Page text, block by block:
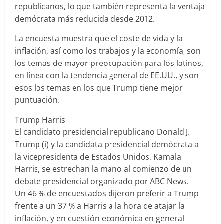
republicanos, lo que también representa la ventaja
demócrata más reducida desde 2012.
La encuesta muestra que el coste de vida y la
inflación, así como los trabajos y la economía, son
los temas de mayor preocupación para los latinos,
en línea con la tendencia general de EE.UU., y son
esos los temas en los que Trump tiene mejor
puntuación.
Trump Harris
El candidato presidencial republicano Donald J.
Trump (i) y la candidata presidencial demócrata a
la vicepresidenta de Estados Unidos, Kamala
Harris, se estrechan la mano al comienzo de un
debate presidencial organizado por ABC News.
Un 46 % de encuestados dijeron preferir a Trump
frente a un 37 % a Harris a la hora de atajar la
inflación, y en cuestión económica en general